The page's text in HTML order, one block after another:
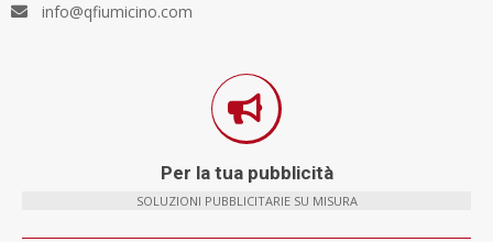
info@qfiumicino.com
Per la tua pubblicità
SOLUZIONI PUBBLICITARIE SU MISURA